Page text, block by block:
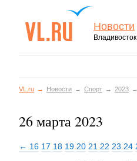
Новости
Владивосток
VL.ru Новости Спорт 2023
26 марта 2023
← 16 17 18 19 20 21 22 23 24